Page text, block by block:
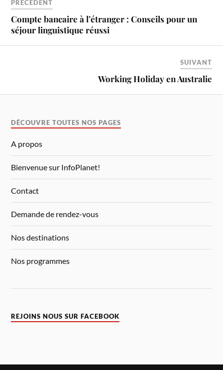
PRÉCÉDENT
Compte bancaire à l’étranger : Conseils pour un
séjour linguistique réussi
SUIVANT
Working Holiday en Australie
DÉCOUVRE TOUTES NOS PAGES
A propos
Bienvenue sur InfoPlanet!
Contact
Demande de rendez-vous
Nos destinations
Nos programmes
REJOINS NOUS SUR FACEBOOK